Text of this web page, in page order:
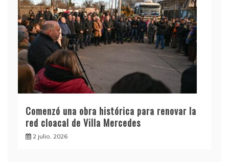
Comenzó una obra histórica para renovar la
red cloacal de Villa Mercedes
2 julio, 2026